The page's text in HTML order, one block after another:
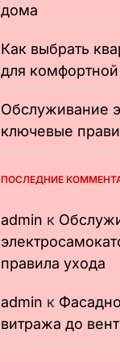
дома
Как выбрать
для
Обслуживание
ключевые
ПОСЛЕДНИЕ
admin к
правила ухода
admin к
витража до